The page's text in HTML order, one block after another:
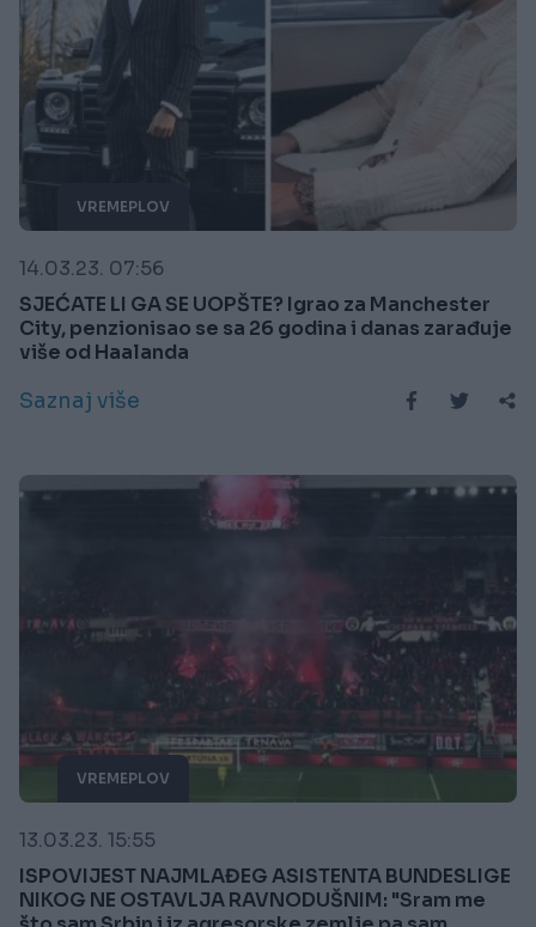
VREMEPLOV
14.03.23. 07:56
SJEĆATE LI GA SE UOPŠTE? Igrao za Manchester
City, penzionisao se sa 26 godina i danas zarađuje
više od Haalanda
Saznaj više
VREMEPLOV
13.03.23. 15:55
ISPOVIJEST NAJMLAĐEG ASISTENTA BUNDESLIGE
NIKOG NE OSTAVLJA RAVNODUŠNIM: "Sram me